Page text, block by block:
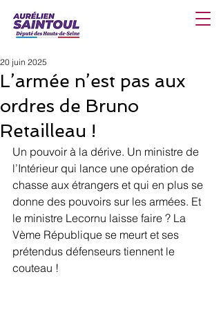
L’armée n’est pas aux
ordres de Bruno
Retailleau !
20 juin 2025
Un pouvoir à la dérive. Un ministre de
l’Intérieur qui lance une opération de
chasse aux étrangers et qui en plus se
donne des pouvoirs sur les armées. Et
le ministre Lecornu laisse faire ? La
Vème République se meurt et ses
prétendus défenseurs tiennent le
couteau !